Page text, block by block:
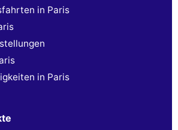
in Paris
in Paris